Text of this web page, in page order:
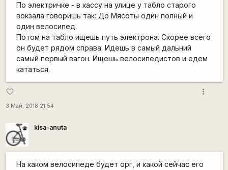
По электричке - в кассу на улице у табло старого
вокзала говоришь так: До Мясоты один полный и
один велосипед.
Потом на табло ищешь путь электрона. Скорее всего
он будет рядом справа. Идешь в самый дальний
самый первый вагон. Ищешь велосипедистов и едем
кататься.
favorite_border
3 Май, 2018 21:54
more_vert
kisa-anuta
На каком велосипеде будет орг, и какой сейчас его